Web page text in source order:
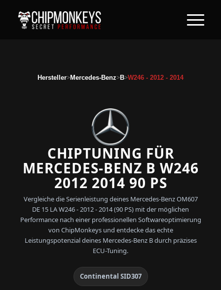
Hersteller>Mercedes-Benz>B>W246 - 2012 - 2014
CHIPTUNING FÜR
MERCEDES-BENZ B W246
2012 2014 90 PS
Vergleiche die Serienleistung deines Mercedes-Benz OM607
DE 15 LA W246 - 2012 - 2014 (90 PS) mit der möglichen
Performance nach einer professionellen Softwareoptimierung
von ChipMonkeys und entdecke das echte
Leistungspotenzial deines Mercedes-Benz B durch präzises
ECU-Tuning.
Continental SID307